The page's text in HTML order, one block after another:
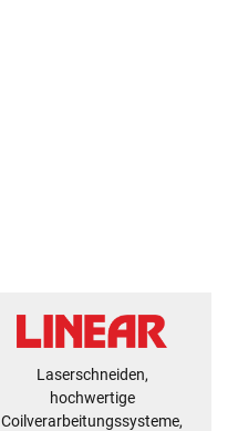
Laserschneiden,
hochwertige
Coilverarbeitungssysteme,